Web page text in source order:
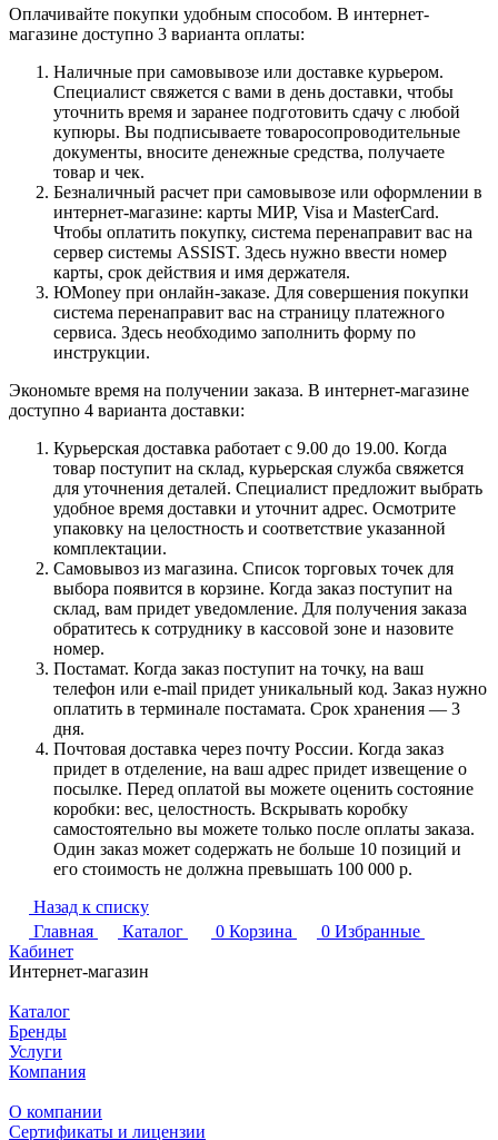
Оплачивайте покупки удобным способом. В интернет-
магазине доступно 3 варианта оплаты:
Наличные при самовывозе или доставке курьером.
Специалист свяжется с вами в день доставки, чтобы
уточнить время и заранее подготовить сдачу с любой
купюры. Вы подписываете товаросопроводительные
документы, вносите денежные средства, получаете
товар и чек.
Безналичный расчет при самовывозе или оформлении в
интернет-магазине: карты МИР, Visa и MasterCard.
Чтобы оплатить покупку, система перенаправит вас на
сервер системы ASSIST. Здесь нужно ввести номер
карты, срок действия и имя держателя.
ЮMoney при онлайн-заказе. Для совершения покупки
система перенаправит вас на страницу платежного
сервиса. Здесь необходимо заполнить форму по
инструкции.
Экономьте время на получении заказа. В интернет-магазине
доступно 4 варианта доставки:
Курьерская доставка работает с 9.00 до 19.00. Когда
товар поступит на склад, курьерская служба свяжется
для уточнения деталей. Специалист предложит выбрать
удобное время доставки и уточнит адрес. Осмотрите
упаковку на целостность и соответствие указанной
комплектации.
Самовывоз из магазина. Список торговых точек для
выбора появится в корзине. Когда заказ поступит на
склад, вам придет уведомление. Для получения заказа
обратитесь к сотруднику в кассовой зоне и назовите
номер.
Постамат. Когда заказ поступит на точку, на ваш
телефон или e-mail придет уникальный код. Заказ нужно
оплатить в терминале постамата. Срок хранения — 3
дня.
Почтовая доставка через почту России. Когда заказ
придет в отделение, на ваш адрес придет извещение о
посылке. Перед оплатой вы можете оценить состояние
коробки: вес, целостность. Вскрывать коробку
самостоятельно вы можете только после оплаты заказа.
Один заказ может содержать не больше 10 позиций и
его стоимость не должна превышать 100 000 р.
Назад к списку
Главная
Каталог 0 Корзина 0 Избранные
Кабинет
Интернет-магазин
Каталог
Бренды
Услуги
Компания
О компании
Сертификаты и лицензии